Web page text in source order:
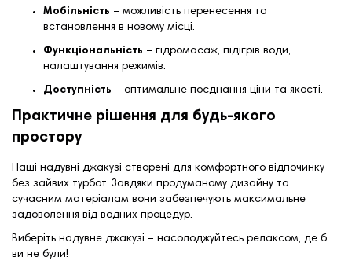
Мобільність – можливість перенесення та
встановлення в новому місці.
Функціональність – гідромасаж, підігрів води,
налаштування режимів.
Доступність – оптимальне поєднання ціни та якості.
Практичне рішення для будь-якого
простору
Наші надувні джакузі створені для комфортного відпочинку
без зайвих турбот. Завдяки продуманому дизайну та
сучасним матеріалам вони забезпечують максимальне
задоволення від водних процедур.
Виберіть надувне джакузі – насолоджуйтесь релаксом, де б
ви не були!